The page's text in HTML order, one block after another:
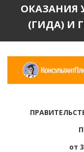
ОКАЗАНИЯ
(ГИДА) И
от